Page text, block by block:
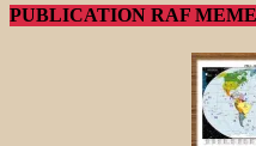
PUBLICATION RAF